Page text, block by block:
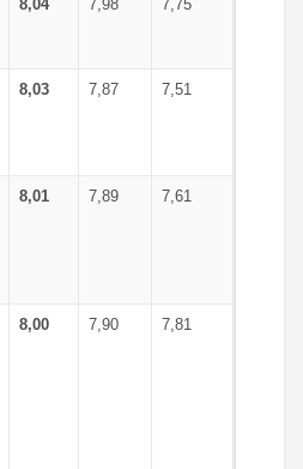
8,04 7,98 7,75
8,03 7,87 7,51
8,01 7,89 7,61
8,00 7,90 7,81